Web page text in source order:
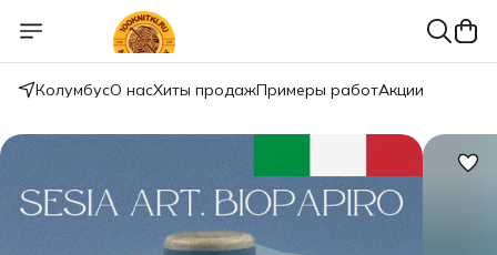
КолумбусО насХиты продажПримеры работАкции